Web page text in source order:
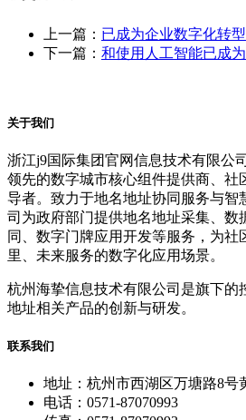
上一篇： 已成为企业数字化转型
下一篇： 和使用人工智能已成
关于我们
浙江j9国际集团官网信息技术有限公
领先的数字城市核心组件提供商、社
导者。致力于地名地址协同服务与智
司为政府部门提供地名地址采集、数
同、数字门牌应用开发等服务，为社
里、未来服务的数字化应用场景。
杭州海挚信息技术有限公司是旗下的
地址相关产品的创新与研发。
联系我们
地址：杭州市西湖区万塘路8号
电话：0571-87070993